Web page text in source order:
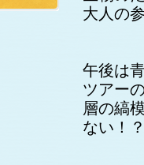
大人の
午後は
ツアー
層の縞
ない！